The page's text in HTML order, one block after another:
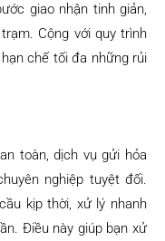
giao nhận tinh giản,
Cộng với quy trình
chế tối đa những rủi
toàn, dịch vụ gửi hỏa
nghiệp tuyệt đối.
kịp thời, xử lý nhanh
Điều này giúp bạn xử